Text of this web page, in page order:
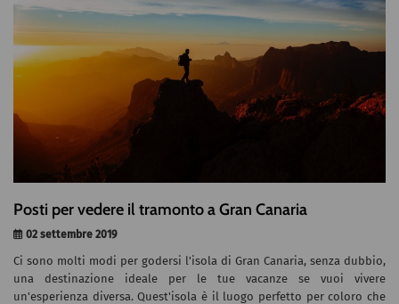
Posti per vedere il tramonto a Gran Canaria
02 settembre 2019
Ci sono molti modi per godersi l'isola di Gran Canaria, senza dubbio,
una destinazione ideale per le tue vacanze se vuoi vivere
un'esperienza diversa. Quest'isola è il luogo perfetto per coloro che